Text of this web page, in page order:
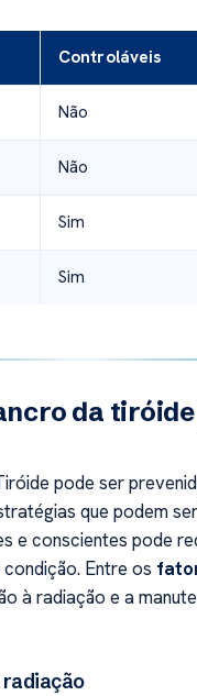
Controláveis
Não
Não
Sim
Sim
da
pode ser
que podem
e conscientes pode
Entre os
à radiação e a
radiação